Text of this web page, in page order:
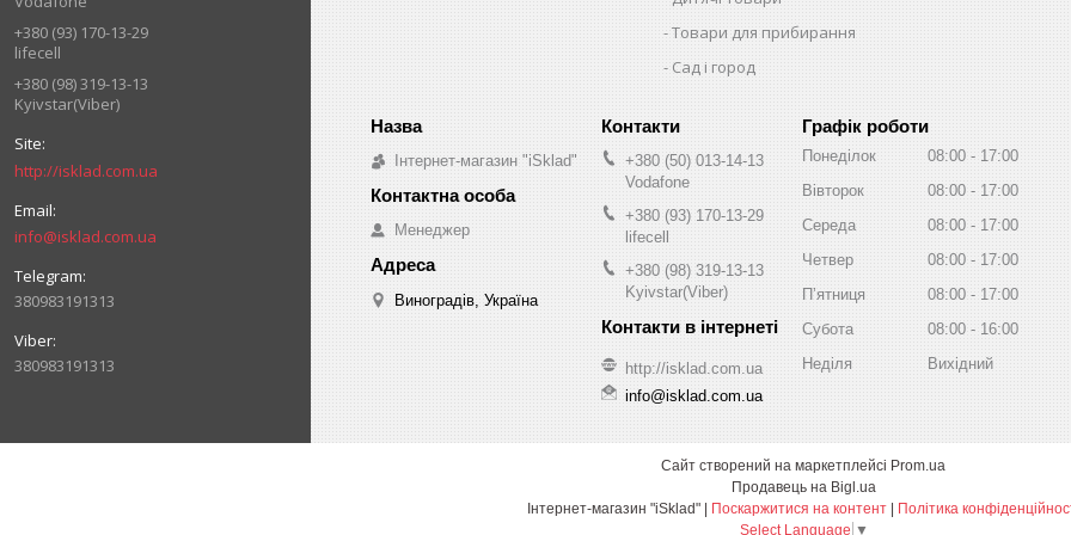
+380 (93) 170-13-29
lifecell
+380 (98) 319-13-13
Kyivstar(Viber)
http://isklad.com.ua
info@isklad.com.ua
380983191313
380983191313
Товари для прибирання
Сад і город
Інтернет-магазин "iSklad"
Менеджер
Виноградів, Україна
+380 (50) 013-14-13
Vodafone
+380 (93) 170-13-29
lifecell
+380 (98) 319-13-13
Kyivstar(Viber)
http://isklad.com.ua
info@isklad.com.ua
Графік роботи
Понеділок 08:00
17:00
Вівторок
08:00
17:00
Середа
08:00
17:00
Четвер
08:00
17:00
Пʼятниця
08:00
17:00
Субота
08:00
16:00
Неділя
Вихідний
Сайт створений на маркетплейсі Prom.ua
Продавець на Bigl.ua
Інтернет-магазин "iSklad" | Поскаржитися на контент | Політика
Select Language ▼